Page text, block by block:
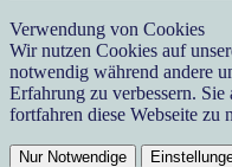
Verwendung von Cookies
Wir nutzen Cookies auf
notwendig während andere
Erfahrung zu verbessern.
fortfahren diese Webseite zu
Nur Notwendige